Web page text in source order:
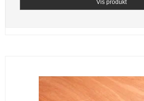
Vis produkt